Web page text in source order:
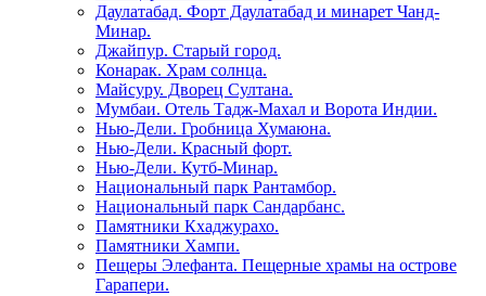
Даулатабад. Форт Даулатабад и минарет Чанд-
Минар.
Джайпур. Старый город.
Конарак. Храм солнца.
Майсуру. Дворец Султана.
Мумбаи. Отель Тадж-Махал и Ворота Индии.
Нью-Дели. Гробница Хумаюна.
Нью-Дели. Красный форт.
Нью-Дели. Кутб-Минар.
Национальный парк Рантамбор.
Национальный парк Сандарбанс.
Памятники Кхаджурахо.
Памятники Хампи.
Пещеры Элефанта. Пещерные храмы на острове
Гарапери.